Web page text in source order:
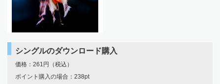
シングルのダウンロード購入
価格：261円（税込）
ポイント購入の場合：238pt